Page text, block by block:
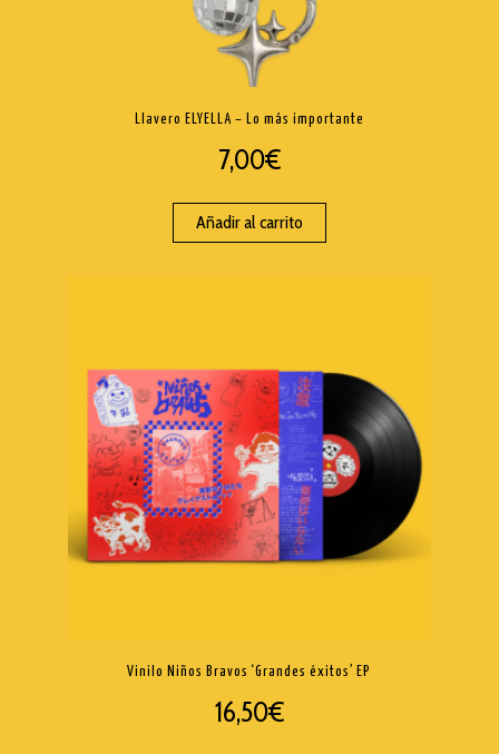
Llavero ELYELLA – Lo más importante
7,00€
Añadir al carrito
Vinilo Niños Bravos ‘Grandes éxitos’ EP
16,50€